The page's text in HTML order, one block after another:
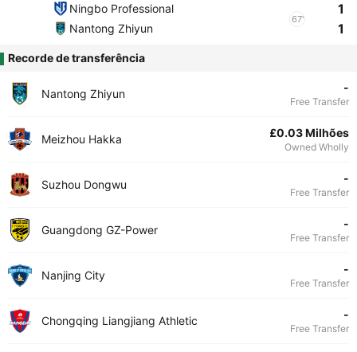
Ningbo Professional
Nantong Zhiyun
67'
1
1
Recorde de transferência
Nantong Zhiyun -
Free Transfer
Meizhou Hakka £0.03 Milhões
Owned Wholly
Suzhou Dongwu -
Free Transfer
Guangdong GZ-Power -
Free Transfer
Nanjing City -
Free Transfer
Chongqing Liangjiang Athletic -
Free Transfer